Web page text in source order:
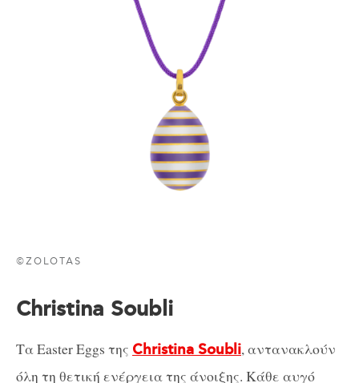
©ZOLOTAS
Christina Soubli
Τα Easter Eggs της Christina Soubli, αντανακλούν
όλη τη θετική ενέργεια της άνοιξης. Κάθε αυγό